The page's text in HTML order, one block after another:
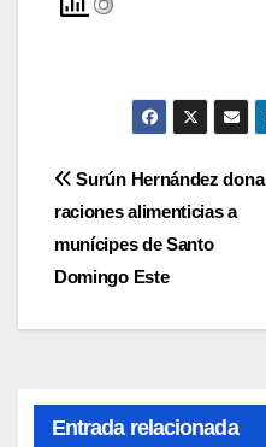
Navegación
de
entradas
Surún Hernández dona
raciones alimenticias a
munícipes de Santo
Domingo Este
Entrada relacionada